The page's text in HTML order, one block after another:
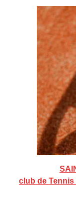
club de Tennis